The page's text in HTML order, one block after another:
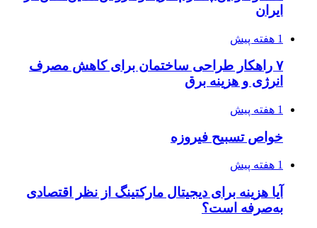
ایران
1 هفته پیش
۷ راهکار طراحی ساختمان برای کاهش مصرف
انرژی و هزینه برق
1 هفته پیش
خواص تسبیح فیروزه
1 هفته پیش
آیا هزینه برای دیجیتال مارکتینگ از نظر اقتصادی
به‌صرفه است؟